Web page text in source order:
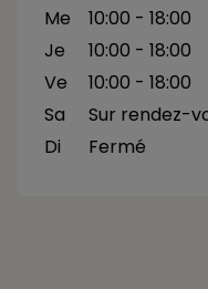
Me
10:00 - 18:00
Je
10:00 - 18:00
Ve
10:00 - 18:00
Sa
Sur rendez-
Di
Fermé